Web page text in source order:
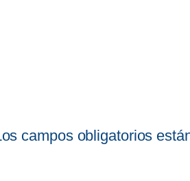
campos obligatorios